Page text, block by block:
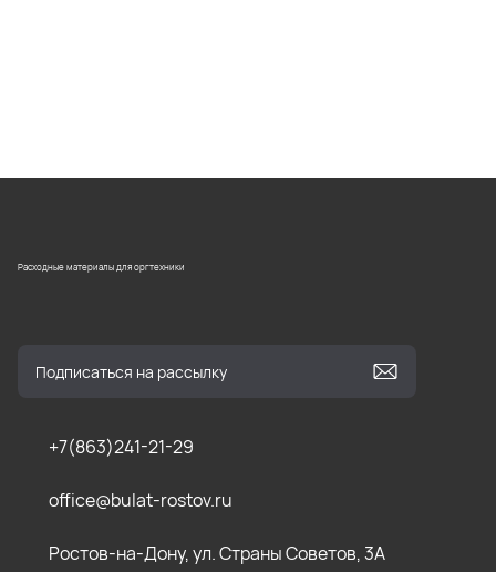
Расходные материалы для оргтехники
+7(863)241-21-29
office@bulat-rostov.ru
Ростов-на-Дону, ул. Страны Советов, 3А